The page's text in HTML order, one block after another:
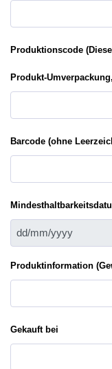
Produktionscode
Produkt-
Barcode (ohne
Produktinformation
Gekauft bei